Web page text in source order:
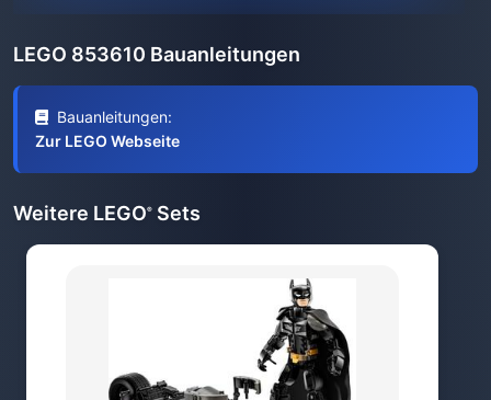
LEGO 853610 Bauanleitungen
Bauanleitungen:
Zur LEGO Webseite
Weitere LEGO® Sets